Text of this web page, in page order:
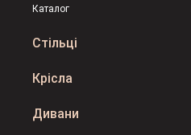
Каталог
Стільці
Крісла
Дивани